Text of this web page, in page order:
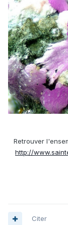
Retrouver
http://
Citer